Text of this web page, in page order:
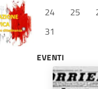
24
25
31
EVENTI